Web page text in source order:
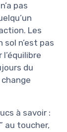
pas
Les
sol n’est pas
du
à savoir :
au toucher,